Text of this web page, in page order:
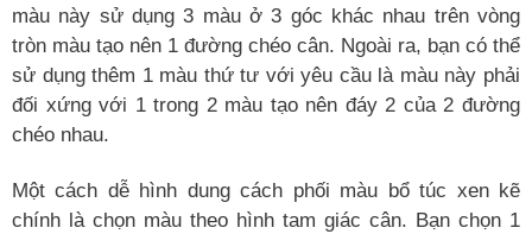
màu này sử dụng 3 màu ở 3 góc khác nhau trên vòng
tròn màu tạo nên 1 đường chéo cân. Ngoài ra, bạn có thể
sử dụng thêm 1 màu thứ tư với yêu cầu là màu này phải
đối xứng với 1 trong 2 màu tạo nên đáy 2 của 2 đường
chéo nhau.
Một cách dễ hình dung cách phối màu bổ túc xen kẽ
chính là chọn màu theo hình tam giác cân. Bạn chọn 1